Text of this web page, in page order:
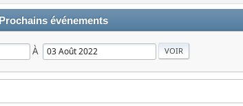
Prochains événements
À